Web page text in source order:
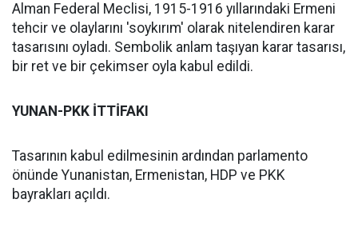
Alman Federal Meclisi, 1915-1916 yıllarındaki Ermeni
tehcir ve olaylarını 'soykırım' olarak nitelendiren karar
tasarısını oyladı. Sembolik anlam taşıyan karar tasarısı,
bir ret ve bir çekimser oyla kabul edildi.
YUNAN-PKK İTTİFAKI
Tasarının kabul edilmesinin ardından parlamento
önünde Yunanistan, Ermenistan, HDP ve PKK
bayrakları açıldı.